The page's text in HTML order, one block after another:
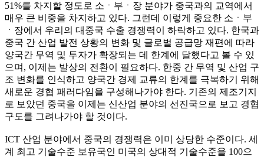
51%를 차지할 정도로 소ㆍ부ㆍ장 분야가 중국과의 교역에서
매우 큰 비중을 차지하고 있다. 그런데 이렇게 중요한 소ㆍ부
ㆍ장에서 우리의 대중국 수출 경쟁력이 하락하고 있다. 한국과
중국 간 산업 발전 상황의 변화 및 글로벌 공급망 재편에 따라
양국간 무역 및 투자가 확장되는 데 한계에 달했다고 볼 수 있
으며, 이제는 발상의 전환이 필요하다. 한중 간 무역 및 산업 구
조 변화를 인식하고 양국간 경제 교류의 한계를 극복하기 위해
새로운 경협 패러다임을 구성해나가야 한다. 기존의 제조기지
로 보았던 중국을 이제는 신산업 분야의 선진국으로 보고 경협
구도를 그려나가야 할 것이다.
ICT 산업 분야에서 중국의 경쟁력은 이미 상당한 수준이다. 세
계 최고 기술수준 보유국인 미국의 상대적 기술수준을 100으